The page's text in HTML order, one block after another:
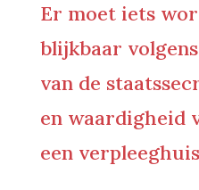
Er moet iets
blijkbaar
van de
en waardigheid
een